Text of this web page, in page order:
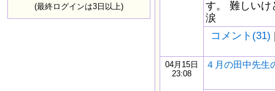
(最終ログインは3日以上)
す。 難しいけ
涙
コメント(31)
04月15日
23:08
４月の田中先生